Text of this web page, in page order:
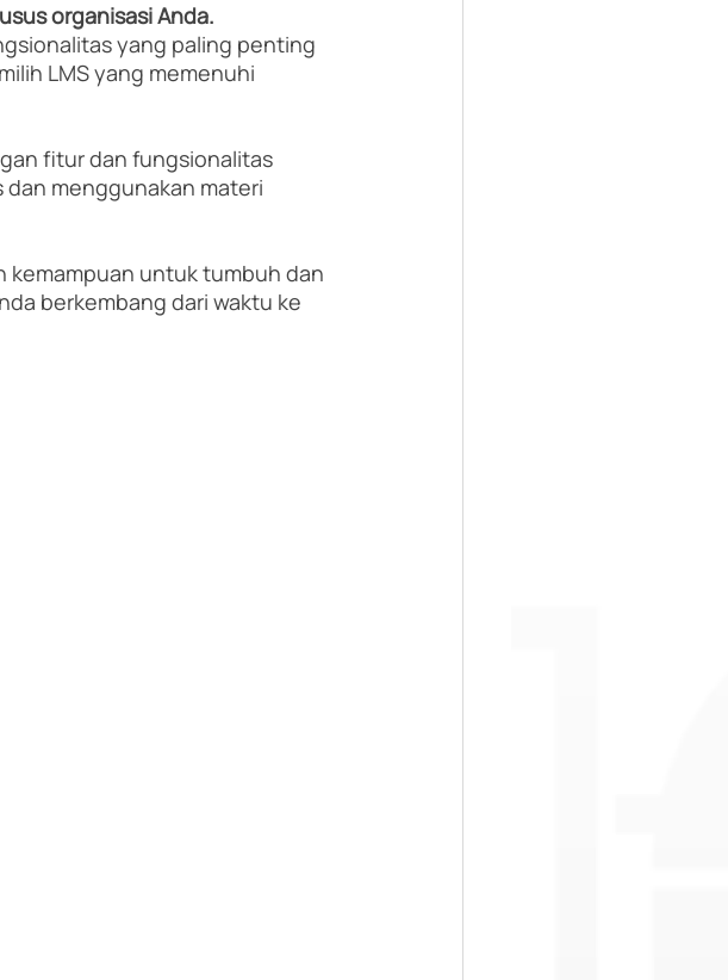
organisasi Anda.
yang paling penting
LMS yang memenuhi
fitur dan fungsionalitas
menggunakan materi
kemampuan untuk tumbuh dan
berkembang dari waktu ke